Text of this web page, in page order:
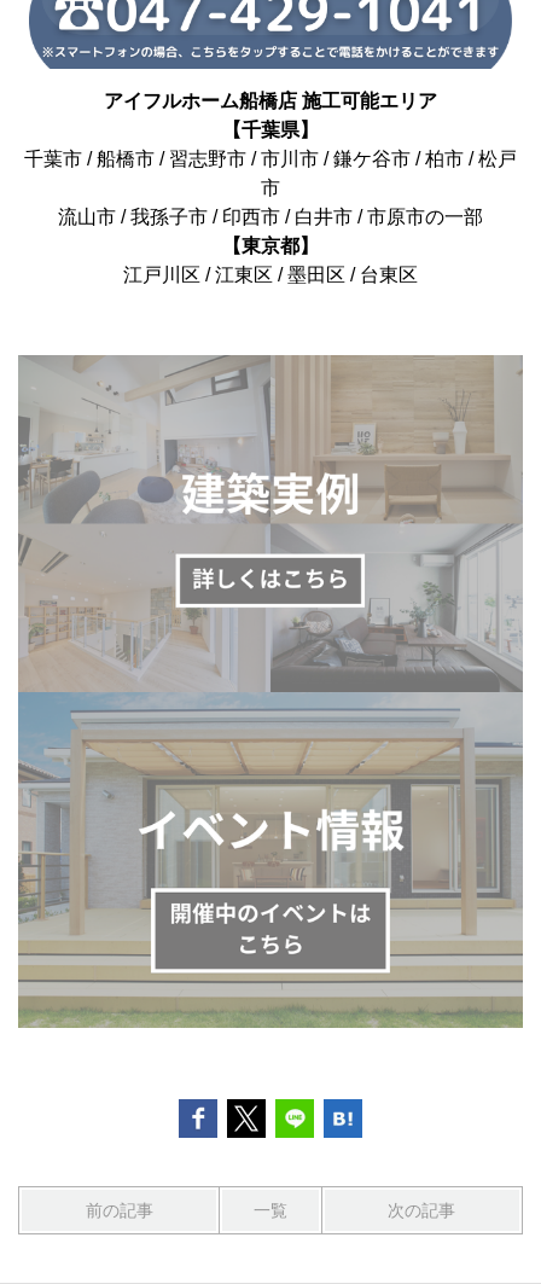
アイフルホーム船橋店 施工可能エリア
【千葉県】
千葉市 / 船橋市 / 習志野市 / 市川市 / 鎌ケ谷市 / 柏市 / 松戸
市
流山市 / 我孫子市 / 印西市 / 白井市 / 市原市の一部
【東京都】
江戸川区 / 江東区 / 墨田区 / 台東区
前の記事 一覧 次の記事